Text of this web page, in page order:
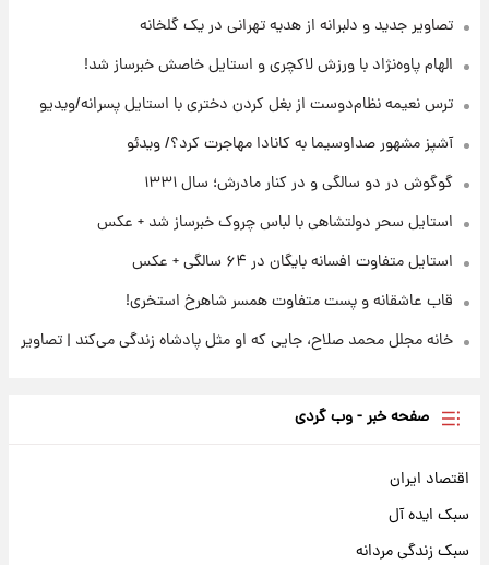
۲۲ ساعت پیش
ثریا اسفندیاری بعد از طلاق و در دیدار با گروه
بیتلز
۲۲ ساعت پیش
ادعای جنجالی درباره اینفانتینو؛ اتهام پرداخت
تصاویر جدید و دلبرانه از هدیه تهرانی در یک گلخانه
الهام پاوه‌نژاد با ورزش لاکچری و استایل خاصش خبرساز شد!
ترس نعیمه نظام‌دوست از بغل کردن دختری با استایل پسرانه/ویدیو
آشپز مشهور صداوسیما به کانادا مهاجرت کرد؟/ ویدئو
گوگوش در دو سالگی و در کنار مادرش؛ سال ۱۳۳۱
استایل سحر دولتشاهی با لباس چروک خبرساز شد + عکس
استایل متفاوت افسانه بایگان در ۶۴ سالگی + عکس
قاب عاشقانه و پست متفاوت همسر شاهرخ استخری!
خانه مجلل محمد صلاح، جایی که او مثل پادشاه زندگی می‌کند | تصاویر
صفحه خبر - وب گردی
اقتصاد ایران
سبک ایده آل
سبک زندگی مردانه